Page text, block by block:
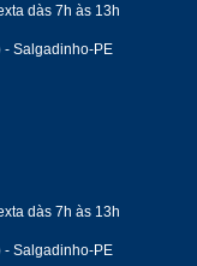
dàs 7h às 13h
- Salgadinho-PE
dàs 7h às 13h
- Salgadinho-PE